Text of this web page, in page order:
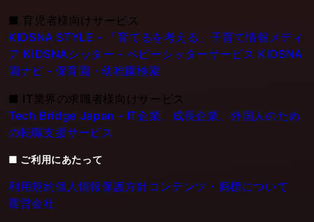
■ 育児者様向けサービス
KIDSNA STYLE - 「育てるを考える」子育て情報メディ
ア KIDSNAシッター - ベビーシッターサービス KIDSNA
園ナビ - 保育園・幼稚園検索
■ IT業界の求職者様向けサービス
Tech Bridge Japan - IT企業、成長企業、外国人のため
の転職支援サービス
■ ご利用にあたって
利用規約個人情報保護方針コンテンツ・商標について
運営会社